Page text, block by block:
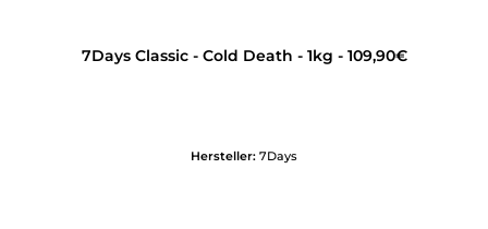
7Days Classic - Cold Death - 1kg - 109,90€
Hersteller: 7Days